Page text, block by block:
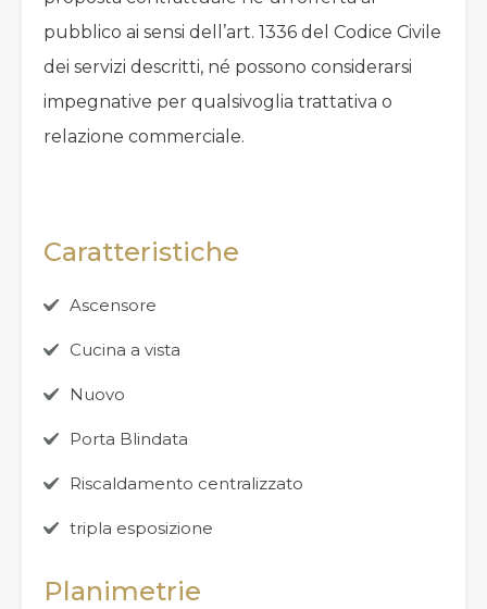
pubblico ai sensi dell’art. 1336 del Codice Civile
dei servizi descritti, né possono considerarsi
impegnative per qualsivoglia trattativa o
relazione commerciale.
Caratteristiche
Ascensore
Cucina a vista
Nuovo
Porta Blindata
Riscaldamento centralizzato
tripla esposizione
Planimetrie